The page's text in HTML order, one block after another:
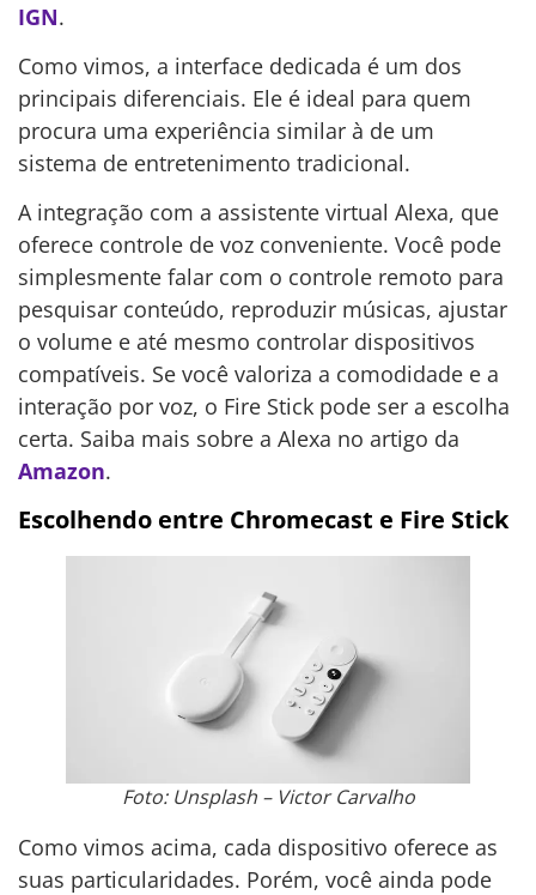
IGN.
Como vimos, a interface dedicada é um dos
principais diferenciais. Ele é ideal para quem
procura uma experiência similar à de um
sistema de entretenimento tradicional.
A integração com a assistente virtual Alexa, que
oferece controle de voz conveniente. Você pode
simplesmente falar com o controle remoto para
pesquisar conteúdo, reproduzir músicas, ajustar
o volume e até mesmo controlar dispositivos
compatíveis. Se você valoriza a comodidade e a
interação por voz, o Fire Stick pode ser a escolha
certa. Saiba mais sobre a Alexa no artigo da
Amazon.
Escolhendo entre Chromecast e Fire Stick
Foto: Unsplash – Victor Carvalho
Como vimos acima, cada dispositivo oferece as
suas particularidades. Porém, você ainda pode